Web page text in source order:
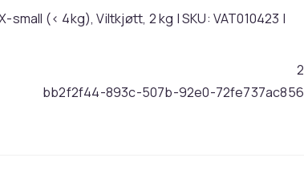
(< 4kg), Viltkjøtt, 2 kg | SKU: VAT010423 |
2
bb2f2f44-893c-507b-92e0-72fe737ac856